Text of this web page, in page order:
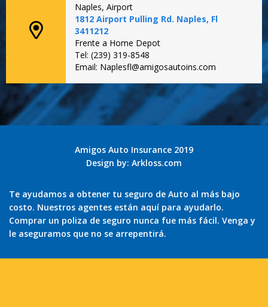
Naples, Airport
1812 Airport Pulling Rd. Naples, Fl
3411212
Frente a Home Depot
Tel: (239) 319-8548
Email: Naplesfl@amigosautoins.com
Amigos Auto Insurance 2019
Design by: Arkloss.com
Te ayudamos a obtener tu seguro de Auto al más bajo
costo. Nuestros agentes están aquí para ayudarlo.
Comprar un poliza de seguro nunca fue más fácil. Venga y
le aseguramos que no se arrepentirá.